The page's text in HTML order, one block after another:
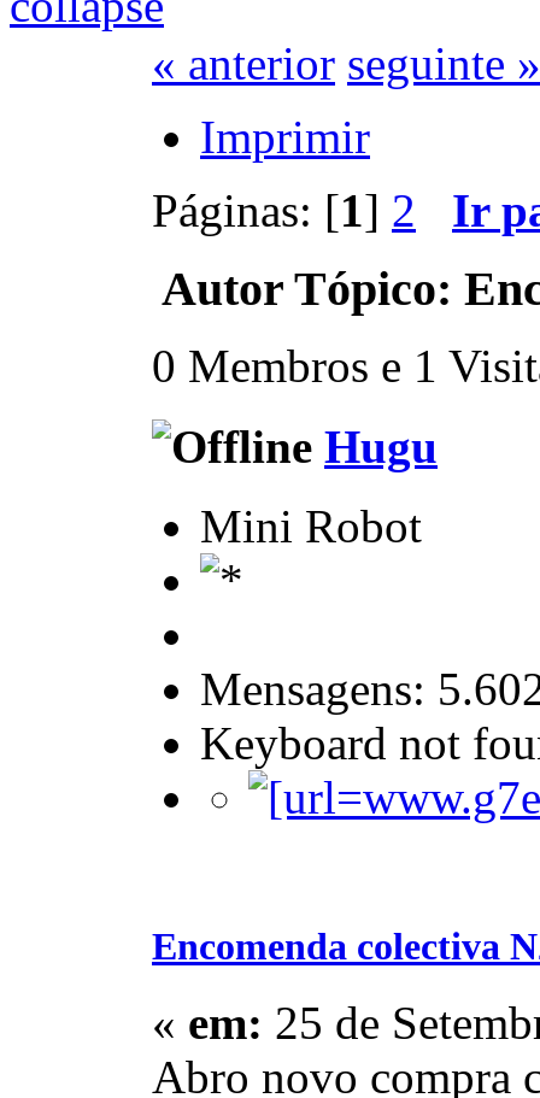
« anterior seguinte »
Imprimir
Páginas: [1] 2 Ir
Autor Tópico:
0 Membros e 1
Hugu
Mini Robot
Mensagens:
Keyboard not
Encomenda colectiva
« em: 25 de
Abro novo compra